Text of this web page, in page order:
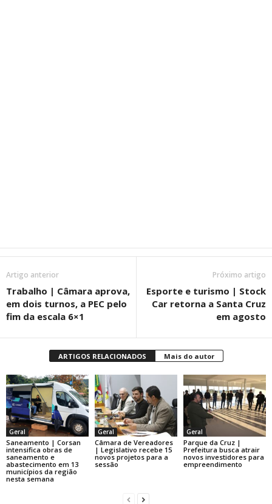
Artigo anterior
Trabalho | Câmara aprova,
em dois turnos, a PEC pelo
fim da escala 6×1
Próximo artigo
Esporte e turismo | Stock
Car retorna a Santa Cruz
em agosto
ARTIGOS RELACIONADOS Mais do autor
Geral
Saneamento | Corsan
intensifica obras de
saneamento e
abastecimento em 13
municípios da região
nesta semana
Geral
Câmara de Vereadores
| Legislativo recebe 15
novos projetos para a
sessão
Geral
Parque da Cruz |
Prefeitura busca atrair
novos investidores para
empreendimento